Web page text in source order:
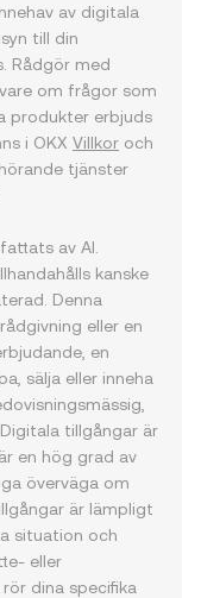
av digitala
till din
Rådgör med
om frågor som
produkter erbjuds
i OKX Villkor och
tjänster
av AI.
kanske
Denna
eller en
en
sälja eller inneha
tillgångar är
en hög grad av
överväga om
är lämpligt
situation och
eller
dina specifika